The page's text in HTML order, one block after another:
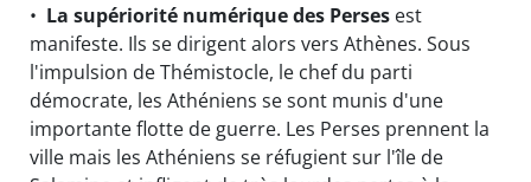
• La supériorité numérique des Perses est
manifeste. Ils se dirigent alors vers Athènes. Sous
l'impulsion de Thémistocle, le chef du parti
démocrate, les Athéniens se sont munis d'une
importante flotte de guerre. Les Perses prennent la
ville mais les Athéniens se réfugient sur l'île de